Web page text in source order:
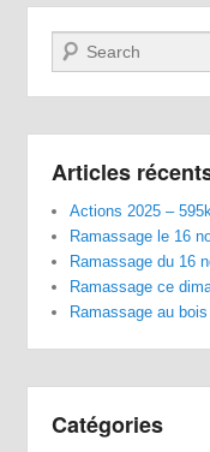
Recherche
Articles
Actions 2025 –
Ramassage le 16
Ramassage du 16
Ramassage ce
Ramassage au
Catégories